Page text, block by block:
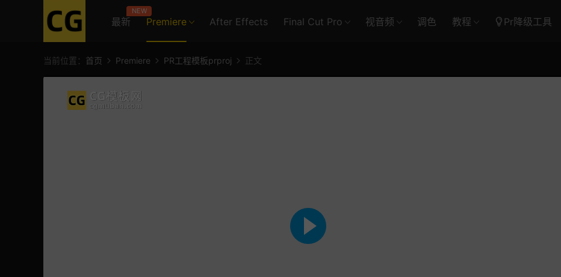
最新
NEW
Premiere After Effects Final Cut Pro 视音频 调色 教程 Pr降级工具
当前位置： 首页 Premiere PR工程模板prproj 正文